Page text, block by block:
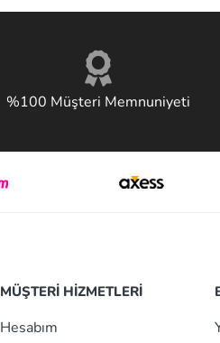
%100 Müşteri Memnuniyeti
MÜŞTERİ HİZMETLERİ
Hesabım